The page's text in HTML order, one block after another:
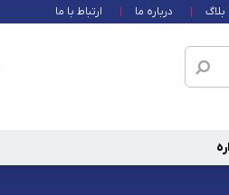
بلاگ درباره ما ارتباط با ما